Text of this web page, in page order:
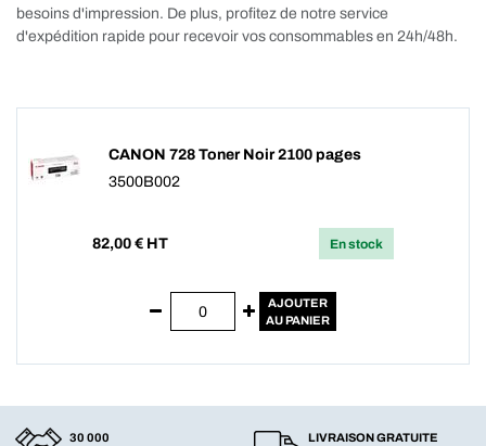
besoins d'impression. De plus, profitez de notre service
d'expédition rapide pour recevoir vos consommables en 24h/48h.
CANON 728 Toner Noir 2100 pages
3500B002
82,00 € HT En stock
AJOUTER
AU PANIER
30 000
LIVRAISON GRATUITE